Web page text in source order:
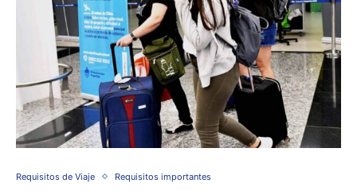
Requisitos de Viaje Requisitos importantes